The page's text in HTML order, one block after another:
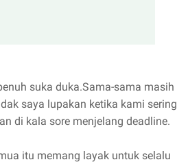
suka duka.Sama-sama masih
saya lupakan ketika kami sering
di kala sore menjelang deadline.
itu memang layak untuk selalu